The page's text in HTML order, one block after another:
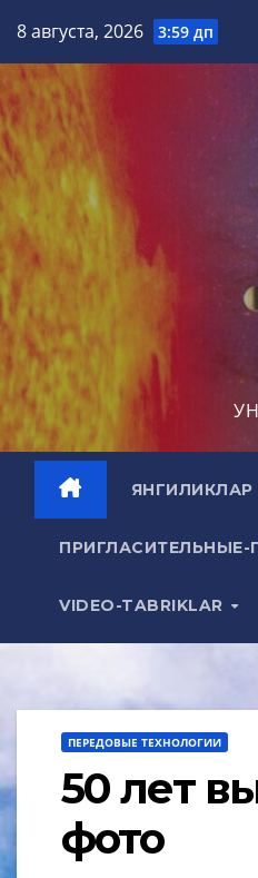
содержимому
8 августа, 2026 3:59 дп
ЯНГИЛИКЛАР
VIDEO-TABRIKLAR
ПЕРЕДОВЫЕ ТЕХНОЛОГИИ
50 лет
фото